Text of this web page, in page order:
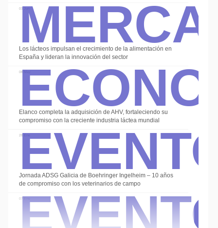
03 Jun
Los lácteos impulsan el crecimiento de la alimentación en
España y lideran la innovación del sector
08 May
Elanco completa la adquisición de AHV, fortaleciendo su
compromiso con la creciente industria láctea mundial
28 Ene
Jornada ADSG Galicia de Boehringer Ingelheim – 10 años
de compromiso con los veterinarios de campo
07 Ene